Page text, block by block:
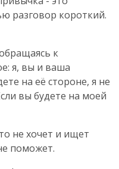
разговор короткий.
к
я, вы и ваша
на её стороне, я не
вы будете на моей
не хочет и ищет
поможет.